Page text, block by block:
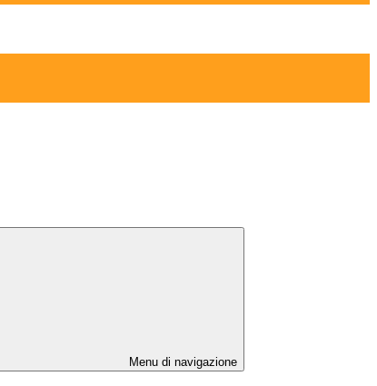
Menu di navigazione